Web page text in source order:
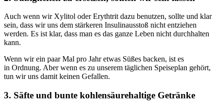
Auch wenn wir Xylitol oder Erythtrit dazu benutzen, sollte und klar
sein, dass wir uns dem stärkeren Insulinausstoß nicht entziehen
werden. Es ist klar, dass man es das ganze Leben nicht durchhalten
kann.
Wenn wir ein paar Mal pro Jahr etwas Süßes backen, ist es
in Ordnung. Aber wenn es zu unserem täglichen Speiseplan gehört,
tun wir uns damit keinen Gefallen.
3. Säfte und bunte kohlensäurehaltige Getränke